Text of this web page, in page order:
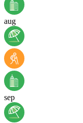
aug
sep